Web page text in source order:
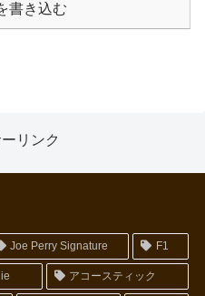
書き込む
リンク
Joe Perry Signature F1
アコースティック